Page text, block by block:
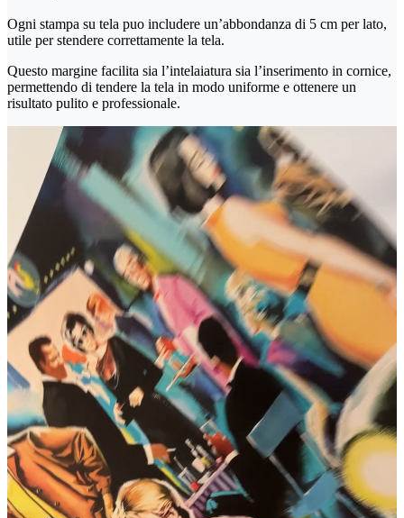
Ogni stampa su tela puo includere un’abbondanza di 5 cm per lato,
utile per stendere correttamente la tela.
Questo margine facilita sia l’intelaiatura sia l’inserimento in cornice,
permettendo di tendere la tela in modo uniforme e ottenere un
risultato pulito e professionale.